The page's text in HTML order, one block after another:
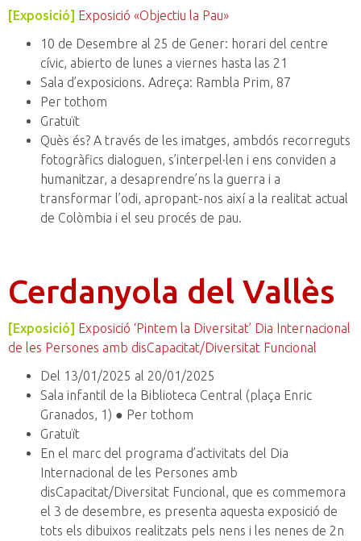
[Exposició] Exposició «Objectiu la Pau»
10 de Desembre al 25 de Gener: horari del centre
cívic, abierto de lunes a viernes hasta las 21
Sala d’exposicions. Adreça: Rambla Prim, 87
Per tothom
Gratuït
Quès és? A través de les imatges, ambdós recorreguts
fotogràfics dialoguen, s’interpel·len i ens conviden a
humanitzar, a desaprendre’ns la guerra i a
transformar l’odi, apropant-nos així a la realitat actual
de Colòmbia i el seu procés de pau.
Cerdanyola del Vallès
[Exposició] Exposició ‘Pintem la Diversitat’ Dia Internacional
de les Persones amb disCapacitat/Diversitat Funcional
Del 13/01/2025 al 20/01/2025
Sala infantil de la Biblioteca Central (plaça Enric
Granados, 1) ● Per tothom
Gratuït
En el marc del programa d’activitats del Dia
Internacional de les Persones amb
disCapacitat/Diversitat Funcional, que es commemora
el 3 de desembre, es presenta aquesta exposició de
tots els dibuixos realitzats pels nens i les nenes de 2n